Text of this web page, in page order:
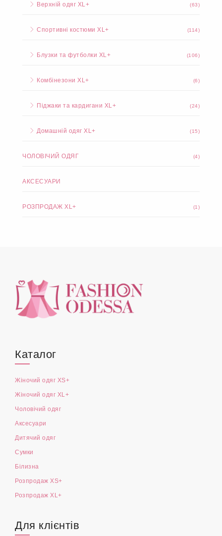
Верхній одяг XL+ (63)
Спортивні костюми XL+ (114)
Блузки та футболки XL+ (106)
Комбінезони XL+ (6)
Піджаки та кардигани XL+ (24)
Домашній одяг XL+ (15)
ЧОЛОВІЧИЙ ОДЯГ (4)
АКСЕСУАРИ
РОЗПРОДАЖ XL+ (1)
Каталог
Жіночий одяг XS+
Жіночий одяг XL+
Чоловічий одяг
Аксесуари
Дитячий одяг
Сумки
Білизна
Розпродаж XS+
Розпродаж XL+
Для клієнтів